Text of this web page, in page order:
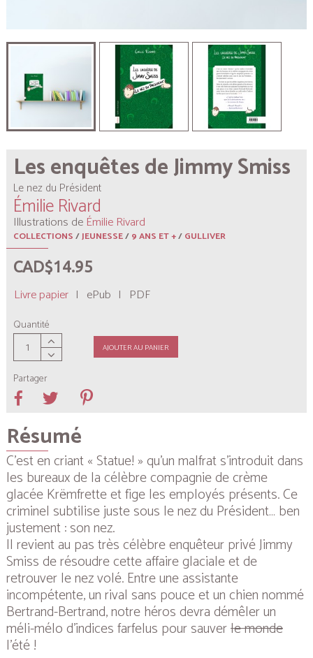
Les enquêtes de Jimmy Smiss
Le nez du Président
Émilie Rivard
Illustrations de Émilie Rivard
COLLECTIONS/JEUNESSE/9 ANS ET +/GULLIVER
CAD$14.95
Livre papier | ePub | PDF
Quantité
AJOUTER AU PANIER
Partager
Résumé
C’est en criant « Statue! » qu’un malfrat s’introduit dans
les bureaux de la célèbre compagnie de crème
glacée Krëmfrette et fige les employés présents. Ce
criminel subtilise juste sous le nez du Président… ben
justement : son nez.
Il revient au pas très célèbre enquêteur privé Jimmy
Smiss de résoudre cette affaire glaciale et de
retrouver le nez volé. Entre une assistante
incompétente, un rival sans pouce et un chien nommé
Bertrand-Bertrand, notre héros devra démêler un
méli-mélo d’indices farfelus pour sauverle monde
l’été !